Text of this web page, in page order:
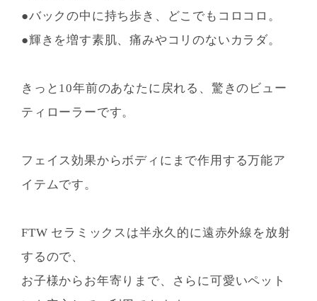
●バックの中に持ち歩き、どこでもコロコロ。
●輝きを増す素肌、痛みやコリのないカラダ。
きっと10年前のあなたに戻れる、驚きのビュー
ティローラーです。
フェイス効果からボディにまで作用する万能ア
イテムです。
FTW セラミックスは半永久的に遠赤外線を放射
するので、
お子様からお年寄りまで、さらに可愛いペット